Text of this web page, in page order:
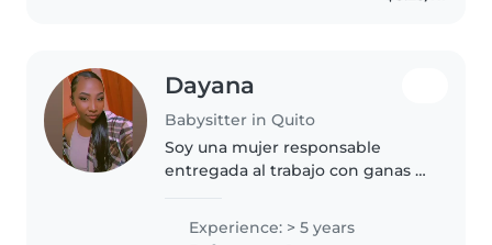
Dayana
Babysitter in Quito
Soy una mujer responsable
entregada al trabajo con ganas y
paciencia tengo experiencia en
cuidar niños soy muy activa .
Experience: > 5 years